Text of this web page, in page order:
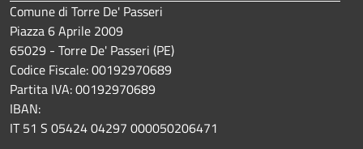
Comune di Torre De' Passeri
Piazza 6 Aprile 2009
65029 - Torre De' Passeri (PE)
Codice Fiscale: 00192970689
Partita IVA: 00192970689
IBAN:
IT 51 S 05424 04297 000050206471